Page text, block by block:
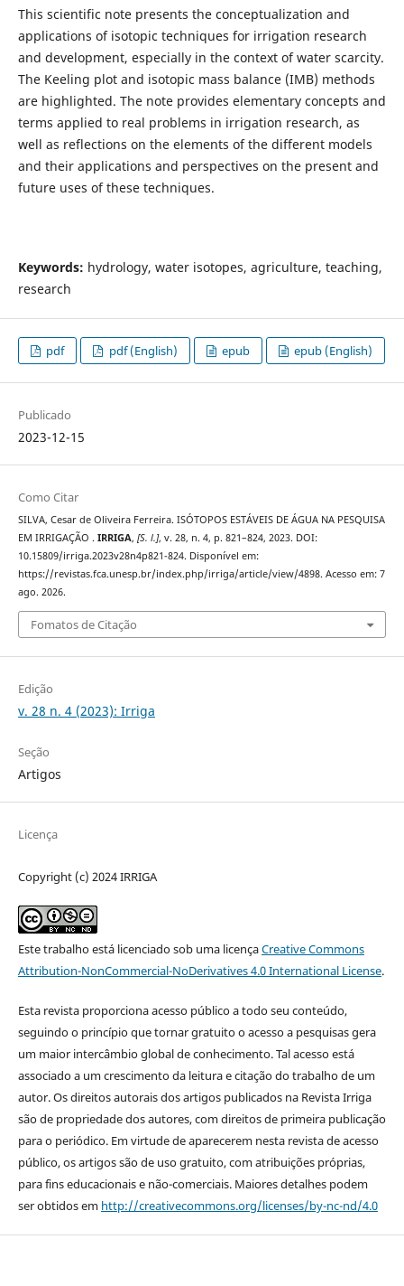
This scientific note presents the conceptualization and
applications of isotopic techniques for irrigation research
and development, especially in the context of water scarcity.
The Keeling plot and isotopic mass balance (IMB) methods
are highlighted. The note provides elementary concepts and
terms applied to real problems in irrigation research, as
well as reflections on the elements of the different models
and their applications and perspectives on the present and
future uses of these techniques.
Keywords: hydrology, water isotopes, agriculture, teaching,
research
pdf pdf (English) epub epub (English)
Publicado
2023-12-15
Como Citar
SILVA, Cesar de Oliveira Ferreira. ISÓTOPOS ESTÁVEIS DE ÁGUA NA PESQUISA
EM IRRIGAÇÃO . IRRIGA, [S. l.], v. 28, n. 4, p. 821–824, 2023. DOI:
10.15809/irriga.2023v28n4p821-824. Disponível em:
https://revistas.fca.unesp.br/index.php/irriga/article/view/4898. Acesso em: 7
ago. 2026.
Fomatos de Citação
Edição
v. 28 n. 4 (2023): Irriga
Seção
Artigos
Licença
Copyright (c) 2024 IRRIGA
Este trabalho está licenciado sob uma licençaCreative Commons
Attribution-NonCommercial-NoDerivatives 4.0 International License.
Esta revista proporciona acesso público a todo seu conteúdo,
seguindo o princípio que tornar gratuito o acesso a pesquisas gera
um maior intercâmbio global de conhecimento. Tal acesso está
associado a um crescimento da leitura e citação do trabalho de um
autor. Os direitos autorais dos artigos publicados na Revista Irriga
são de propriedade dos autores, com direitos de primeira publicação
para o periódico. Em virtude de aparecerem nesta revista de acesso
público, os artigos são de uso gratuito, com atribuições próprias,
para fins educacionais e não-comerciais. Maiores detalhes podem
ser obtidos em http://creativecommons.org/licenses/by-nc-nd/4.0